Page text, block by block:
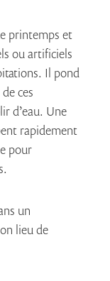
printemps et
ou artificiels
Il pond
ces
d’eau. Une
rapidement
pour
un
lieu de